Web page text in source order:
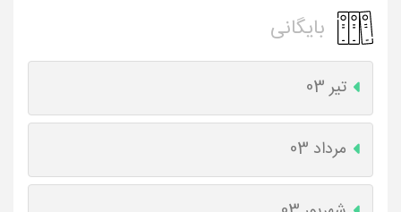
بایگانی
تیر 03
مرداد 03